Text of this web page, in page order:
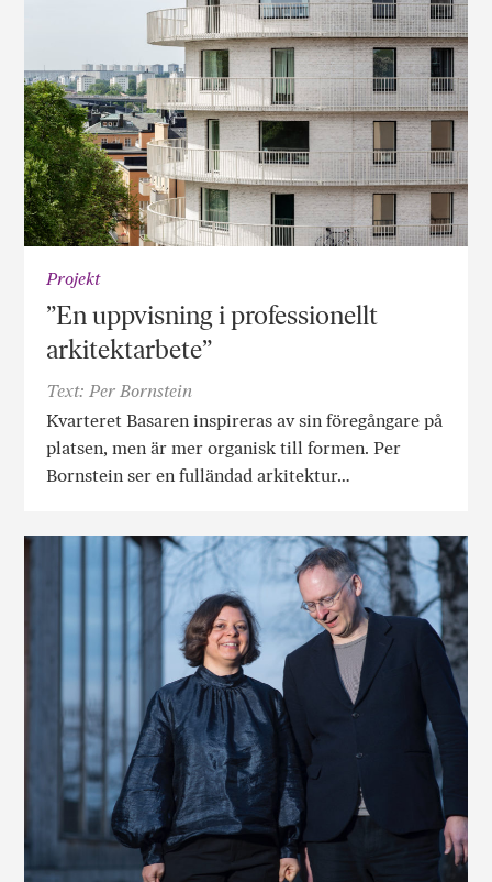
Projekt
”En uppvisning i professionellt
arkitektarbete”
Text: Per Bornstein
Kvarteret Basaren inspireras av sin föregångare på
platsen, men är mer organisk till formen. Per
Bornstein ser en fulländad arkitektur…